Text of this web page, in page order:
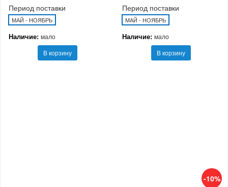
Период поставки
МАЙ - НОЯБРЬ
Наличие: мало
В корзину
Период поставки
МАЙ - НОЯБРЬ
Наличие: мало
В корзину
-10%